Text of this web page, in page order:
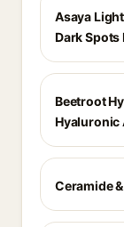
Asaya
Dark
Beetroot
Hyaluronic
Ceramide